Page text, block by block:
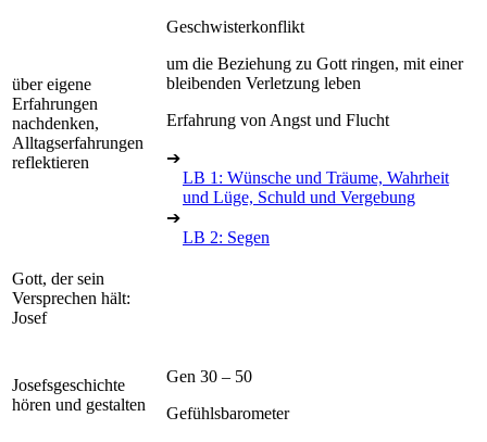
über eigene
Erfahrungen
nachdenken,
Alltagserfahrungen
reflektieren
Geschwisterkonflikt
um die Beziehung zu Gott ringen, mit einer
bleibenden Verletzung leben
Erfahrung von Angst und Flucht
➔
LB 1: Wünsche und Träume, Wahrheit
und Lüge, Schuld und Vergebung
➔
LB 2: Segen
Gott, der sein
Versprechen hält:
Josef
Josefsgeschichte
hören und gestalten
Gen 30 – 50
Gefühlsbarometer